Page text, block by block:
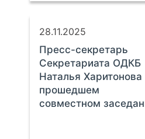
28.11.2025
Пресс-секретарь
Секретариата ОДКБ
Наталья Харитонова
прошедшем
совместном